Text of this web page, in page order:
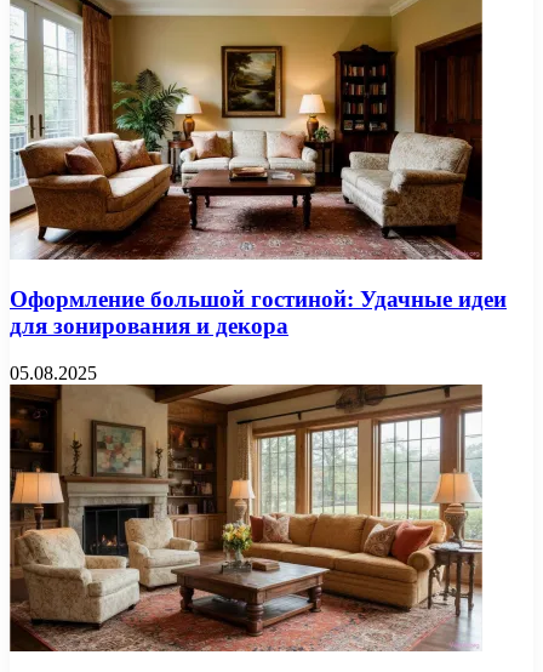
Оформление большой гостиной: Удачные идеи
для зонирования и декора
05.08.2025